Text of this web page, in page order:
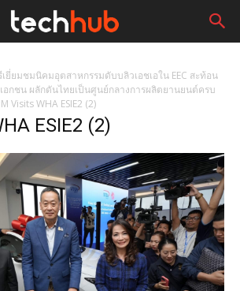
ยี่ยมชมนิคมอุตสาหกรรมดับบลิวเอชเอใน EEC สะท้อน
อกชน ผลักดันไทยเป็นศูนย์กลางการผลิตยานยนต์ครบ
Visits WHA ESIE2 (2)
ESIE2 (2)